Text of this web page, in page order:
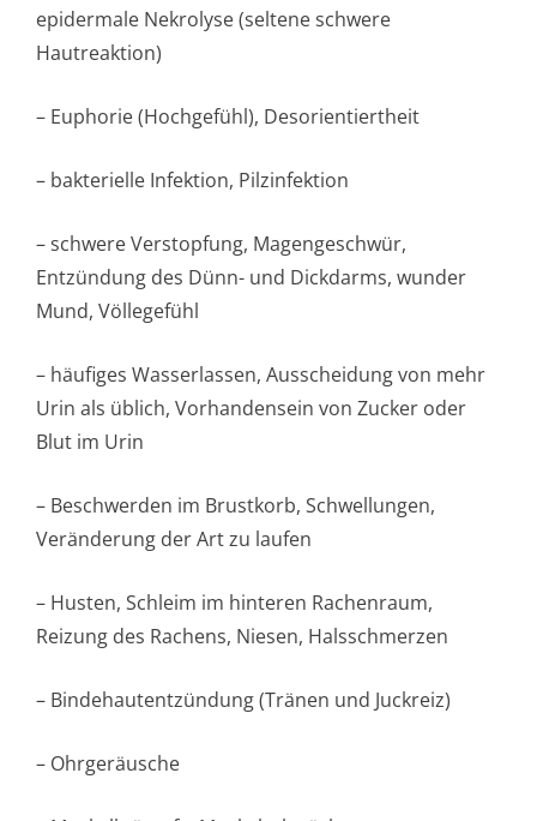
epidermale Nekrolyse (seltene schwere
Hautreaktion)
– Euphorie (Hochgefühl), Desorientiertheit
– bakterielle Infektion, Pilzinfektion
– schwere Verstopfung, Magengeschwür,
Entzündung des Dünn- und Dickdarms, wunder
Mund, Völlegefühl
– häufiges Wasserlassen, Ausscheidung von mehr
Urin als üblich, Vorhandensein von Zucker oder
Blut im Urin
– Beschwerden im Brustkorb, Schwellungen,
Veränderung der Art zu laufen
– Husten, Schleim im hinteren Rachenraum,
Reizung des Rachens, Niesen, Halsschmerzen
– Bindehautentzündung (Tränen und Juckreiz)
– Ohrgeräusche